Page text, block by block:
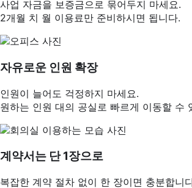
사업 자금을 보증금으로 묶어두지 마세요.
2개월 치 월 이용료만 준비하시면 됩니다.
자유로운 인원 확장
인원이 늘어도 걱정하지 마세요.
원하는 인원 대의 공실로 빠르게 이동할 수
계약서는 단 1장으로
복잡한 계약 절차 없이 한 장이면 충분합니